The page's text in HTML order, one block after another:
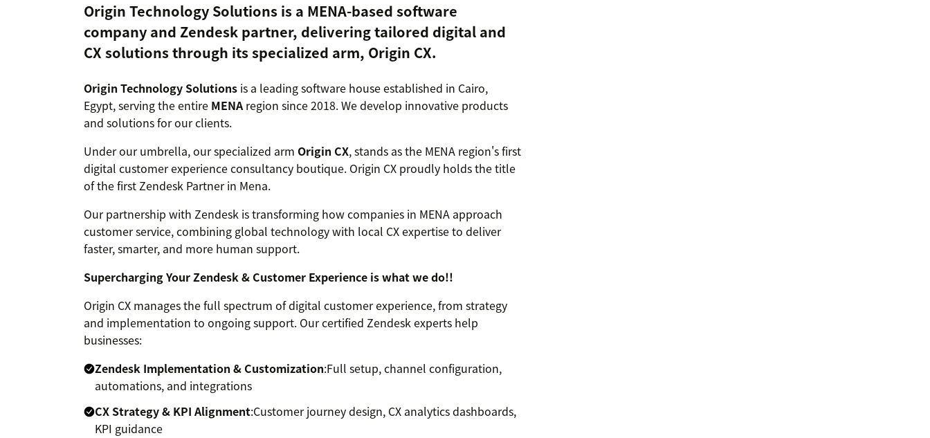
Origin Technology Solutions is a MENA-based software
company and Zendesk partner, delivering tailored digital and
CX solutions through its specialized arm, Origin CX.
Origin Technology Solutions is a leading software house established in Cairo,
Egypt, serving the entire MENAregion since 2018. We develop innovative products
and solutions for our clients.
Under our umbrella, our specialized arm Origin CX, stands as the MENA region's first
digital customer experience consultancy boutique. Origin CX proudly holds the title
of the first Zendesk Partner in Mena.
Our partnership with Zendesk is transforming how companies in MENA approach
customer service, combining global technology with local CX expertise to deliver
faster, smarter, and more human support.
Supercharging Your Zendesk & Customer Experience is what we do!!
Origin CX manages the full spectrum of digital customer experience, from strategy
and implementation to ongoing support. Our certified Zendesk experts help
businesses:
Zendesk Implementation & Customization:Full setup, channel configuration,
automations, and integrations
CX Strategy & KPI Alignment:Customer journey design, CX analytics dashboards,
KPI guidance